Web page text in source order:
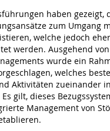
haben gezeigt,
zum Umgang
welche jedoch
werden. Ausgehend
wurde ein
welches
Aktivitäten zueinander
gilt, dieses
Management von